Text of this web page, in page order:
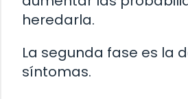
heredarla.
La segunda fase es la
síntomas.